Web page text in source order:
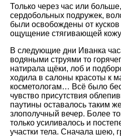
Только через час или
сердобольных подружек,
были освобождены от
ощущение стягивающей
В следующие дни Иванка
водяными струями то
натирала щёки, лоб и
ходила в салоны красоты к
косметологам… Всё было
чувство присутствия
паутины оставалось таким
злополучный вечер. Более
только усиливалось и
участки тела. Сначала шею,